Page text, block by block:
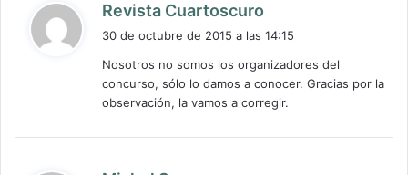
Revista Cuartoscuro
e
:
30 de octubre de 2015 a las 14:15
Nosotros no somos los organizadores del
concurso, sólo lo damos a conocer. Gracias por la
observación, la vamos a corregir.